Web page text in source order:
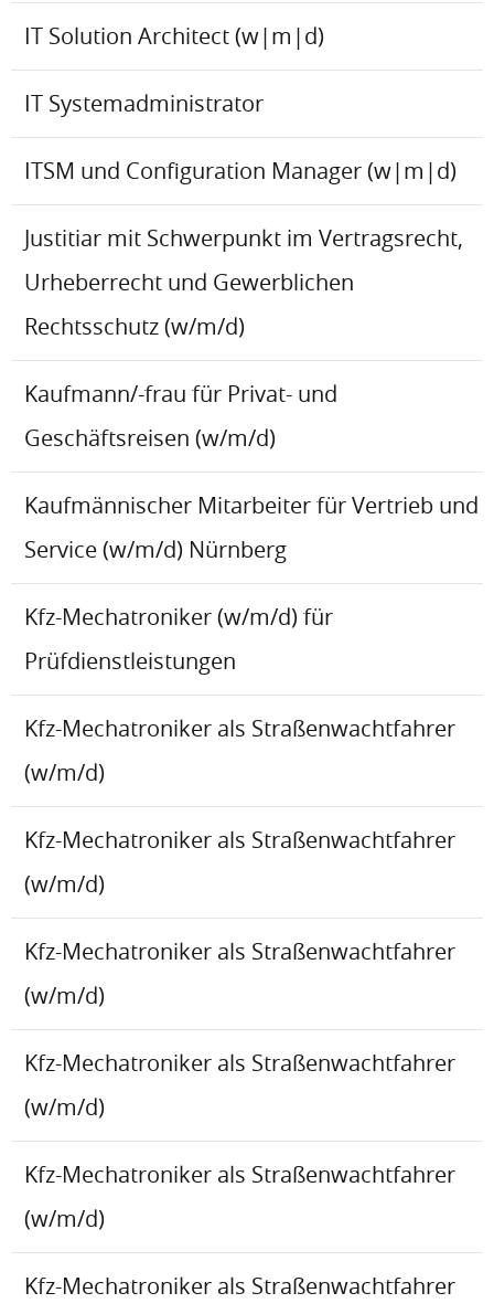
IT Solution Architect (w|m|d)
IT Systemadministrator
ITSM und Configuration Manager (w|m|d)
Justitiar mit Schwerpunkt im Vertragsrecht,
Urheberrecht und Gewerblichen
Rechtsschutz (w/m/d)
Kaufmann/-frau für Privat- und
Geschäftsreisen (w/m/d)
Kaufmännischer Mitarbeiter für Vertrieb und
Service (w/m/d) Nürnberg
Kfz-Mechatroniker (w/m/d) für
Prüfdienstleistungen
Kfz-Mechatroniker als Straßenwachtfahrer
(w/m/d)
Kfz-Mechatroniker als Straßenwachtfahrer
(w/m/d)
Kfz-Mechatroniker als Straßenwachtfahrer
(w/m/d)
Kfz-Mechatroniker als Straßenwachtfahrer
(w/m/d)
Kfz-Mechatroniker als Straßenwachtfahrer
(w/m/d)
Kfz-Mechatroniker als Straßenwachtfahrer